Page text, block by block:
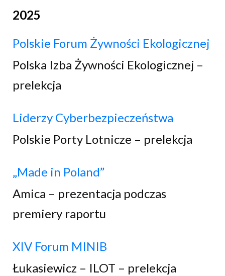
2025
Polskie Forum Żywności Ekologicznej
Polska Izba Żywności Ekologicznej –
prelekcja
Liderzy Cyberbezpieczeństwa
Polskie Porty Lotnicze – prelekcja
„Made in Poland”
Amica – prezentacja podczas
premiery raportu
XIV Forum MINIB
Łukasiewicz – ILOT – prelekcja